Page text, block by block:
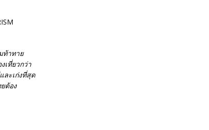
ท้าทาย
เที่ยวกว่า
ะเก่งที่สุด
ต้อง